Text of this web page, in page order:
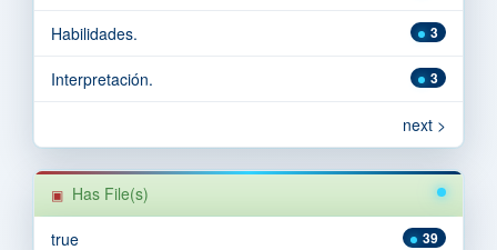
3
Habilidades.
3
Interpretación.
next >
Has File(s)
39
true